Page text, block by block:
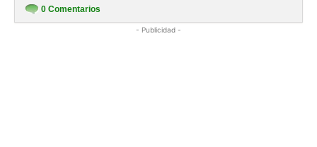
0 Comentarios
- Publicidad -